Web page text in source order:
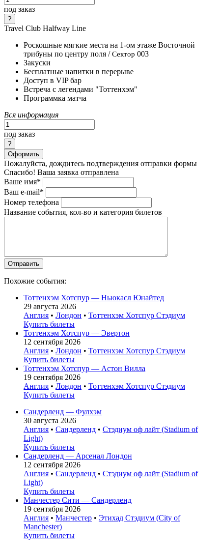
под заказ
Travel Club Halfway Line
Роскошные мягкие места на 1-ом этаже Восточной
трибуны по центру поля /Сектор 003
Закуски
Бесплатные напитки в перерыве
Доступ в VIP бар
Встреча с легендами "Тоттенхэм"
Программка матча
Вся информация
под заказ
Оформить
Пожалуйста, дождитесь подтверждения отправки формы
Спасибо! Ваша заявка отправлена
Ваше имя*
Ваш e-mail*
Номер телефона
Название события, кол-во и категория билетов
Похожие события:
Тоттенхэм Хотспур — Ньюкасл Юнайтед
29 августа 2026
Англия • Лондон • Тоттенхэм Хотспур Стэдиум
Купить билеты
Тоттенхэм Хотспур — Эвертон
12 сентября 2026
Англия • Лондон • Тоттенхэм Хотспур Стэдиум
Купить билеты
Тоттенхэм Хотспур — Астон Вилла
19 сентября 2026
Англия • Лондон • Тоттенхэм Хотспур Стэдиум
Купить билеты
Сандерленд — Фулхэм
30 августа 2026
Англия • Сандерленд • Стэдиум оф лайт (Stadium of
Light)
Купить билеты
Сандерленд — Арсенал Лондон
12 сентября 2026
Англия • Сандерленд • Стэдиум оф лайт (Stadium of
Light)
Купить билеты
Манчестер Сити — Сандерленд
19 сентября 2026
Англия • Манчестер • Этихад Стэдиум (City of
Manchester)
Купить билеты